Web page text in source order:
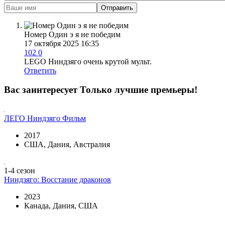
Отправить
Номер Один э я не победим
17 октября 2025 16:35
102 0
LEGO Ниндзяго очень крутой мульт.
Ответить
Вас заинтересуетТолько лучшие премьеры!
ЛЕГО Ниндзяго Фильм
2017
США, Дания, Австралия
1-4 сезон
Ниндзяго: Восстание драконов
2023
Канада, Дания, США